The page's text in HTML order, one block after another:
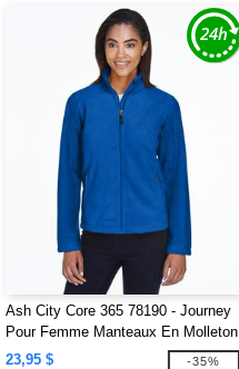
Ash City Core 365 78190 - Journey
Pour Femme Manteaux En Molleton
Core 365MC
23,95 $ -35%